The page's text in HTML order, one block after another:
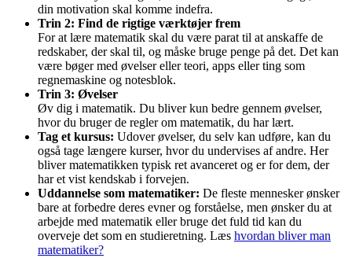
din motivation skal komme indefra.
Trin 2: Find de rigtige værktøjer frem
For at lære matematik skal du være parat til at anskaffe de
redskaber, der skal til, og måske bruge penge på det. Det kan
være bøger med øvelser eller teori, apps eller ting som
regnemaskine og notesblok.
Trin 3: Øvelser
Øv dig i matematik. Du bliver kun bedre gennem øvelser,
hvor du bruger de regler om matematik, du har lært.
Tag et kursus: Udover øvelser, du selv kan udføre, kan du
også tage længere kurser, hvor du undervises af andre. Her
bliver matematikken typisk ret avanceret og er for dem, der
har et vist kendskab i forvejen.
Uddannelse som matematiker: De fleste mennesker ønsker
bare at forbedre deres evner og forståelse, men ønsker du at
arbejde med matematik eller bruge det fuld tid kan du
overveje det som en studieretning. Læs hvordan bliver man
matematiker?